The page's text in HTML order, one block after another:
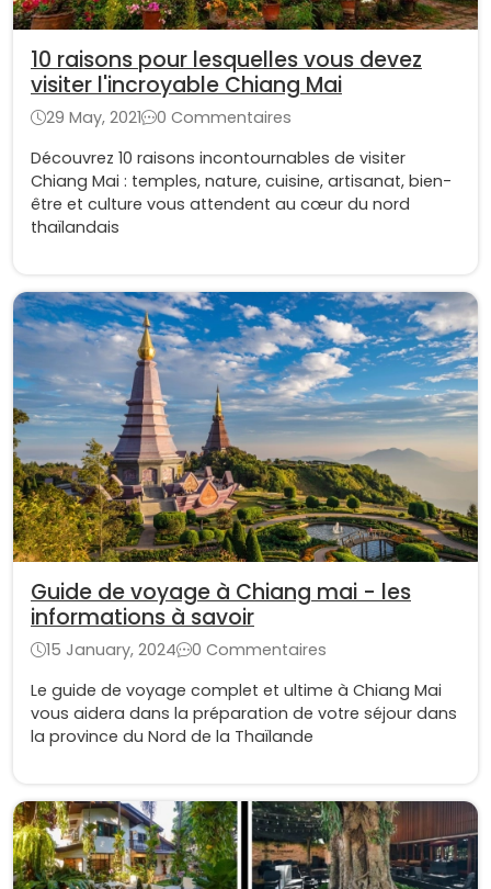
10 raisons pour lesquelles vous devez
visiter l'incroyable Chiang Mai
29 May, 2021
0 Commentaires
Découvrez 10 raisons incontournables de visiter
Chiang Mai : temples, nature, cuisine, artisanat, bien-
être et culture vous attendent au cœur du nord
thaïlandais
Guide de voyage à Chiang mai - les
informations à savoir
15 January, 2024
0 Commentaires
Le guide de voyage complet et ultime à Chiang Mai
vous aidera dans la préparation de votre séjour dans
la province du Nord de la Thaïlande